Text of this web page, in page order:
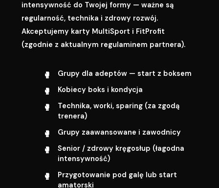
intensywność do Twojej formy — ważne są
regularność, technika i zdrowy rozwój.
Akceptujemy karty MultiSport i FitProfit
(zgodnie z aktualnym regulaminem partnera).
Grupy dla adeptów — start z boksem
Kobiecy boks i kondycja
Technika, worki, sparing (za zgodą
trenera)
Grupy zaawansowane i zawodnicy
Senior / zdrowy kręgosłup (łagodna
intensywność)
Przygotowanie pod galę lub start
amatorski